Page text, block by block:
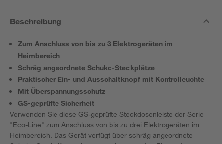
Beschreibung
Zum Anschluss von bis zu 3 Elektrogeräten im
Heimbereich
Schräg angeordnete Schuko-Steckplätze
Praktischer Ein- und Ausschaltknopf mit Kontrolleuchte
Mit Überspannungsschutz
GS-geprüfte Sicherheit
Verwenden Sie diese GS-geprüfte Steckdosenleiste der Serie
"Eco-Line" zum Anschluss von bis zu drei Elektrogeräten im
Heimbereich. Das Gerät verfügt über schräg angeordnete